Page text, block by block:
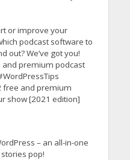
or improve your
podcast software to
out? We’ve got you!
premium podcast
free and premium
show [2021 edition]
– an all-in-one
pop!